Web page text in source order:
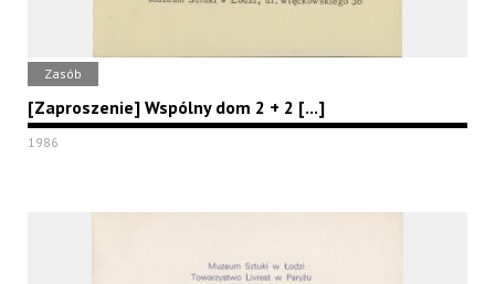
Zasób
[Zaproszenie] Wspólny dom 2 + 2 [...]
1986